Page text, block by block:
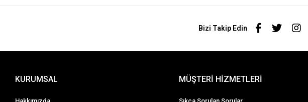
Bizi Takip Edin
KURUMSAL MÜŞTERİ HİZMETLERİ